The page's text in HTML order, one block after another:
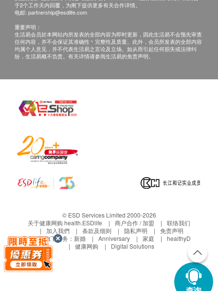
于2个工作天内回覆，为阁下提供更多有关合作详情。
电邮: partnership@esdlife.com
重要声明：
生活易会员於本网站内所发表的全部内容为即时更新，因此生活易不会预先审查
任何内容，并不会保证其准确性丶完整性及质量。此外，会员所发表的全部内容
均属个人意见，并不代表生活易之言论及立场。如从而引起任何损失或法律纠
纷，生活易概不负责。有关详情请参阅生活易的免责声明。
© ESD Services Limited 2000-2026
关于健康网购 health.ESDlife
商户合作 / 加盟
联络我们
加入我們
条款及细则 隐私声明
免责声明
生活易旗下业务： 新婚 Anniversary 家庭
healthyD
健康网购
Digital Solutions